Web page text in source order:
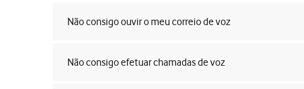
Não consigo ouvir o meu correio de voz
Não consigo efetuar chamadas de voz